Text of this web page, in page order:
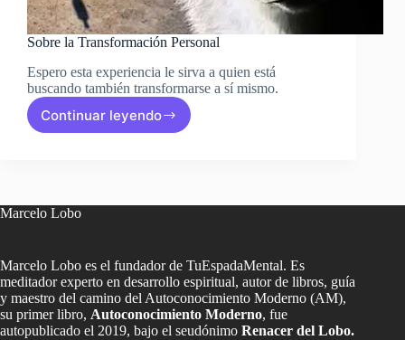
Sobre la Transformación Personal
Espero esta experiencia le sirva a quien está
buscando también transformarse a sí mismo.
Continuar leyendo
Sobre
Marcelo Lobo
Marcelo Lobo es el fundador de TuEspadaMental. Es
meditador experto en desarrollo espiritual, autor de libros, guía
y maestro del camino del Autoconocimiento Moderno (AM),
su primer libro, Autoconocimiento Moderno, fue
autopublicado el 2019, bajo el seudónimo Renacer del Lobo.